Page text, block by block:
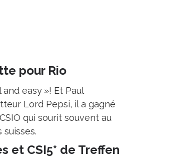
pour Rio
easy »! Et Paul
Lord Pepsi, il a gagné
qui sourit souvent au
et CSI5* de Treffen